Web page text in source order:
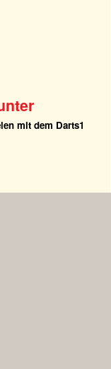
mit dem Darts1